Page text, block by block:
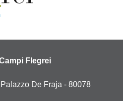
Flegrei
De Fraja - 80078